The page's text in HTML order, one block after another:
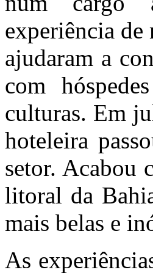
experiência
ajudaram a
com
culturas. Em
hoteleira
setor. Acabou
litoral da
mais belas e
As